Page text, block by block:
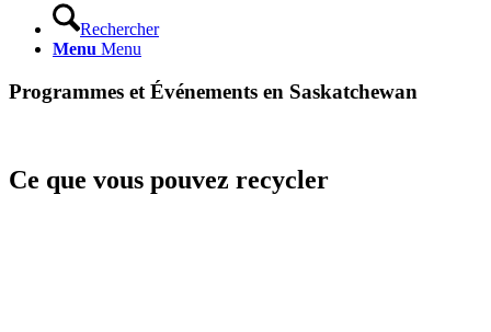
Rechercher
Menu Menu
Programmes et Événements en Saskatchewan
Ce que vous pouvez recycler